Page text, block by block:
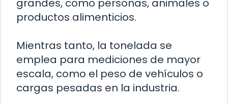
grandes, como personas, animales o
productos alimenticios.
Mientras tanto, la tonelada se
emplea para mediciones de mayor
escala, como el peso de vehículos o
cargas pesadas en la industria.